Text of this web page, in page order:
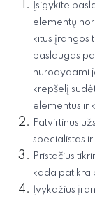
Įsigykite
elementų
kitus įrangos
paslaugas
nurodydami
krepšelį
elementus ir
Patvirtinus
specialistas
Pristačius
kada patikra
Įvykdžius